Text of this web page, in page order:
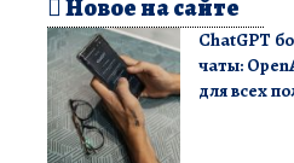
Новое на сайте
ChatGPT
чаты:
для всех